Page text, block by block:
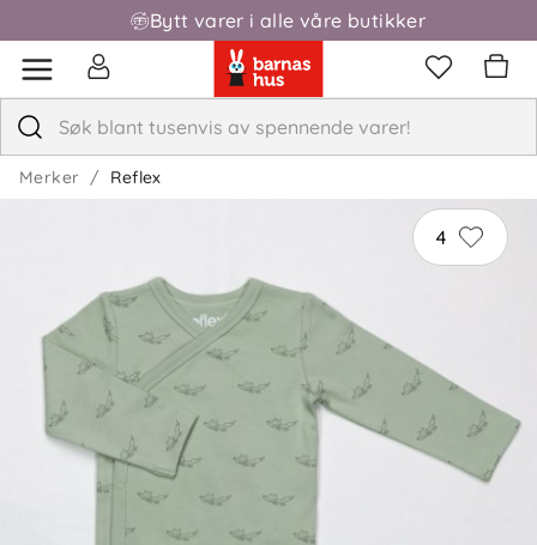
Bytt varer i alle våre butikker
Fri frakt over 1000,-
Merker Reflex
4